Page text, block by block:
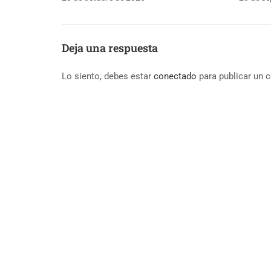
Deja una respuesta
Lo siento, debes estar conectado para publicar un